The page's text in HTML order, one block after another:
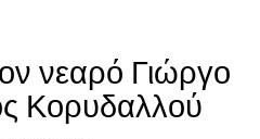
νεαρό Γιώργο
Κορυδαλλού